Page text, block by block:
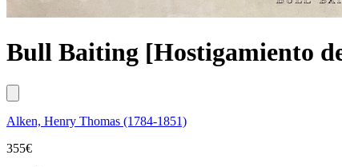
Bull Baiting [Hostigamiento
Alken, Henry Thomas (1784-1851)
355€